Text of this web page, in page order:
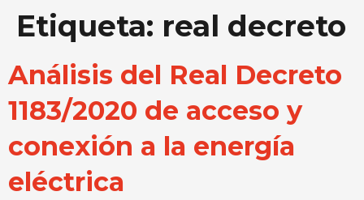
Etiqueta: real decreto
Análisis del Real Decreto
1183/2020 de acceso y
conexión a la energía
eléctrica